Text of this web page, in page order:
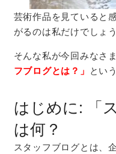
芸術作品を見ていると
がるのは私だけでしょ
そんな私が今回みなさ
フブログとは？」 とい
はじめに: 「
は何？
スタッフブログとは、